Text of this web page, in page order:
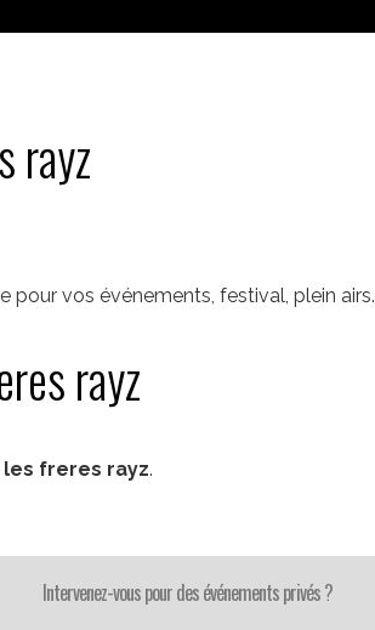
rayz
pour vos événements, festival, plein airs.
rayz
freres rayz.
Intervenez-vous pour des événements privés ?